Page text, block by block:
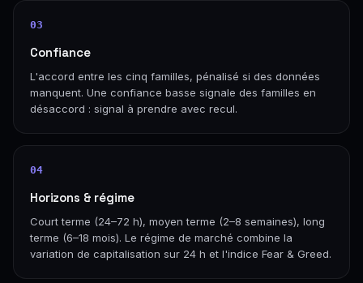
03
Confiance
L'accord entre les cinq familles, pénalisé si des données
manquent. Une confiance basse signale des familles en
désaccord : signal à prendre avec recul.
04
Horizons & régime
Court terme (24–72 h), moyen terme (2–8 semaines), long
terme (6–18 mois). Le régime de marché combine la
variation de capitalisation sur 24 h et l'indice Fear & Greed.